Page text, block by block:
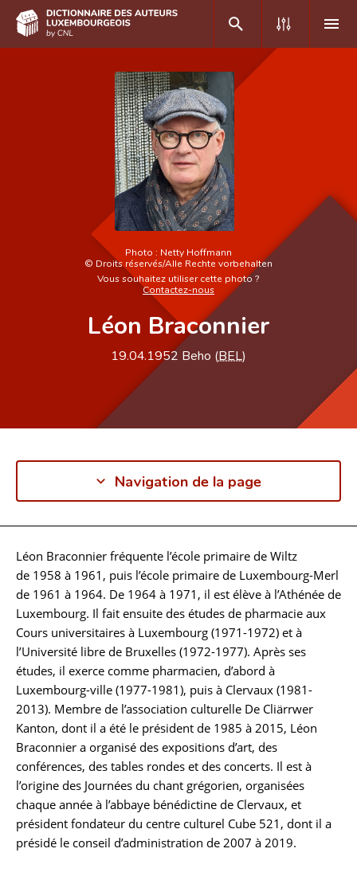
Recherche avancée
Foire aux questionsPhoto : Netty Hoffmann
© Droits réservés/Alle Rechte vorbehalten
Vous souhaitez utiliser cette photo ?
Contactez-nous
Léon Braconnier
19.04.1952 Beho (BEL )
Navigation de la page
Biographie
Léon Braconnier fréquente l’école primaire de Wiltz
de 1958 à 1961, puis l’école primaire de Luxembourg-Merl
de 1961 à 1964. De 1964 à 1971, il est élève à l’Athénée de
Luxembourg. Il fait ensuite des études de pharmacie aux
Cours universitaires à Luxembourg (1971-1972) et à
l’Université libre de Bruxelles (1972-1977). Après ses
études, il exerce comme pharmacien, d’abord à
Luxembourg-ville (1977-1981), puis à Clervaux (1981-
2013). Membre de l’association culturelle De Cliärrwer
Kanton, dont il a été le président de 1985 à 2015, Léon
Braconnier a organisé des expositions d’art, des
conférences, des tables rondes et des concerts. Il est à
l’origine des Journées du chant grégorien, organisées
chaque année à l’abbaye bénédictine de Clervaux, et
président fondateur du centre culturel Cube 521, dont il a
présidé le conseil d’administration de 2007 à 2019.